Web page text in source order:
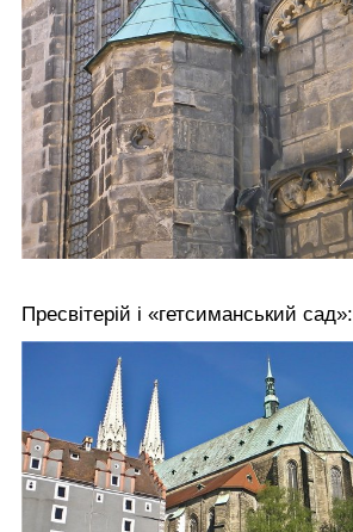
Пресвітерій і «гетсиманський сад»: